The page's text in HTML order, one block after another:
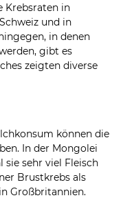
Krebsraten in
und in
in denen
gibt es
zeigten diverse
können die
In der Mongolei
sie sehr viel Fleisch
Brustkrebs als
Großbritannien.